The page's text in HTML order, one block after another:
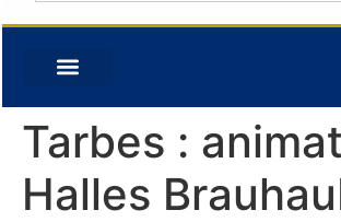
Tarbes :
Halles